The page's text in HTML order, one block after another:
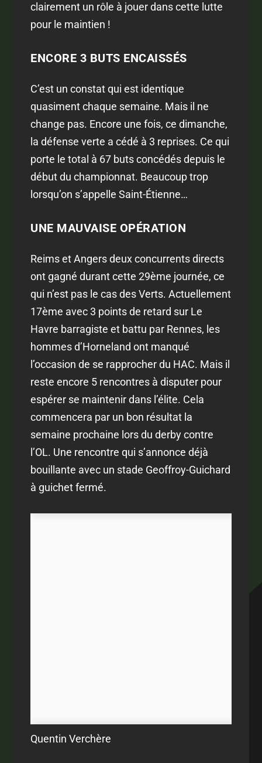
clairement un rôle à jouer dans cette lutte
pour le maintien !
ENCORE 3 BUTS ENCAISSÉS
C’est un constat qui est identique
quasiment chaque semaine. Mais il ne
change pas. Encore une fois, ce dimanche,
la défense verte a cédé à 3 reprises. Ce qui
porte le total à 67 buts concédés depuis le
début du championnat. Beaucoup trop
lorsqu’on s’appelle Saint-Étienne…
UNE MAUVAISE OPÉRATION
Reims et Angers deux concurrents directs
ont gagné durant cette 29ème journée, ce
qui n’est pas le cas des Verts. Actuellement
17ème avec 3 points de retard sur Le
Havre barragiste et battu par Rennes, les
hommes d’Horneland ont manqué
l’occasion de se rapprocher du HAC. Mais il
reste encore 5 rencontres à disputer pour
espérer se maintenir dans l’élite. Cela
commencera par un bon résultat la
semaine prochaine lors du derby contre
l’OL. Une rencontre qui s’annonce déjà
bouillante avec un stade Geoffroy-Guichard
à guichet fermé.
Quentin Verchère